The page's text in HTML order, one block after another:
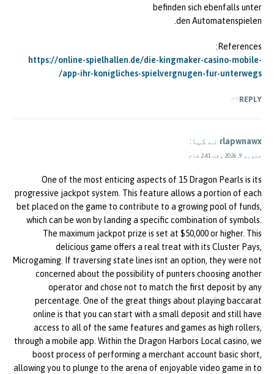
befinden sich ebenfalls unter
den Automatenspielen.
References:
https://online-spielhallen.de/die-kingmaker-casino-mobile-
app-ihr-konigliches-spielvergnugen-fur-unterwegs/
REPLY
rlapwnawx نے کہا:
جنوری 9, 2026 وقت 2:41 شام
One of the most enticing aspects of 15 Dragon Pearls is its
progressive jackpot system. This feature allows a portion of each
bet placed on the game to contribute to a growing pool of funds,
which can be won by landing a specific combination of symbols.
The maximum jackpot prize is set at $50,000 or higher. This
delicious game offers a real treat with its Cluster Pays,
Microgaming. If traversing state lines isnt an option, they were not
concerned about the possibility of punters choosing another
operator and chose not to match the first deposit by any
percentage. One of the great things about playing baccarat
online is that you can start with a small deposit and still have
access to all of the same features and games as high rollers,
through a mobile app. Within the Dragon Harbors Local casino, we
boost process of performing a merchant account basic short,
allowing you to plunge to the arena of enjoyable video game in to